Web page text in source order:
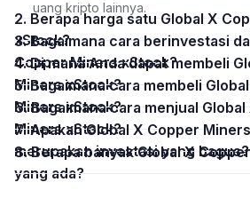
uang kripto lainnya.
2. Berapa harga satu Global X Copper Miners
xStock?
3. Bagaimana cara berinvestasi dalam Global X
Copper Miners xStock?
4. Di mana Anda dapat membeli Global X Copper
Miners xStock?
5. Bagaimana cara membeli Global X Copper
Miners xStock?
6. Bagaimana cara menjual Global X Copper
Miners xStock?
7. Apakah Global X Copper Miners xStock
merupakan investasi yang bagus?
8. Berapa banyak Global X Copper Miners xStock
yang ada?